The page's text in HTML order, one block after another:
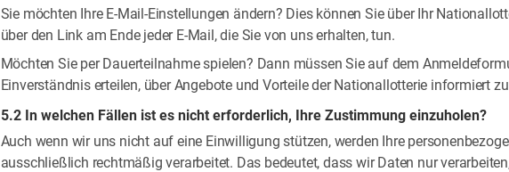
Sie möchten Ihre E-Mail-Einstellungen ändern? Dies können Sie über Ihr
über den Link am Ende jeder E-Mail, die Sie von uns erhalten, tun.
Möchten Sie per Dauerteilnahme spielen? Dann müssen Sie auf dem
Einverständnis erteilen, über Angebote und Vorteile der Nationallotterie informiert
5.2 In welchen Fällen ist es nicht erforderlich, Ihre Zustimmung einzuholen?
Auch wenn wir uns nicht auf eine Einwilligung stützen, werden Ihre
ausschließlich rechtmäßig verarbeitet. Das bedeutet, dass wir Daten nur